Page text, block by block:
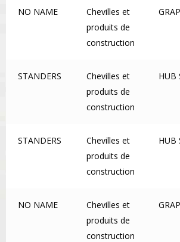
NO NAME
Chevilles et
produits de
construction
STANDERS
Chevilles et
produits de
construction
HUB
STANDERS
Chevilles et
produits de
construction
HUB
NO NAME
Chevilles et
produits de
construction